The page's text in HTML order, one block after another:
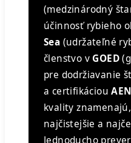
(medzinárodný
účinnosť rybieho
Sea (udržateľné
členstvo v GOED
pre dodržiavanie
a certifikáciou
kvality
najčistejšie a
Jednoducho